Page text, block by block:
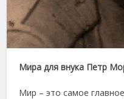
Мира для внука Петр
Мир – это самое